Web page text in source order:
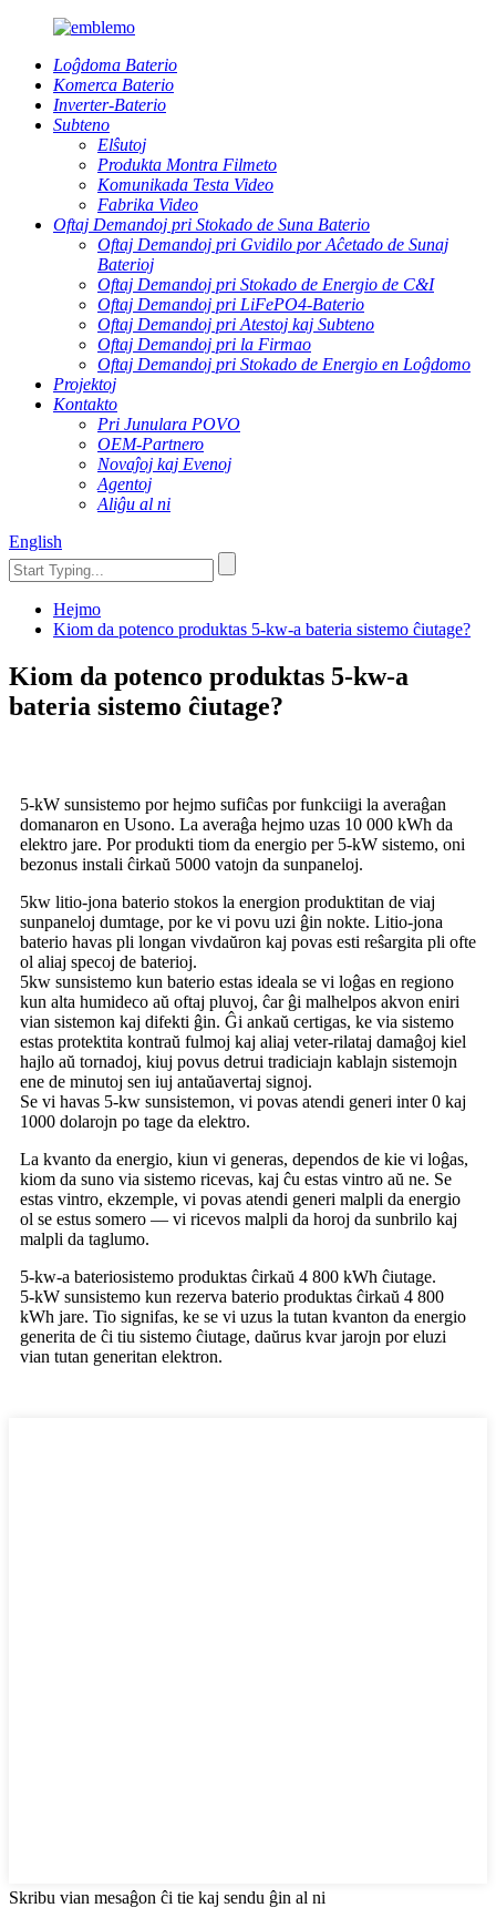
Loĝdoma Baterio
Komerca Baterio
Inverter-Baterio
Subteno
Elŝutoj
Produkta Montra Filmeto
Komunikada Testa Video
Fabrika Video
Oftaj Demandoj pri Stokado de Suna Baterio
Oftaj Demandoj pri Gvidilo por Aĉetado de Sunaj
Baterioj
Oftaj Demandoj pri Stokado de Energio de C&I
Oftaj Demandoj pri LiFePO4-Baterio
Oftaj Demandoj pri Atestoj kaj Subteno
Oftaj Demandoj pri la Firmao
Oftaj Demandoj pri Stokado de Energio en Loĝdomo
Projektoj
Kontakto
Pri Junulara POVO
OEM-Partnero
Novaĵoj kaj Evenoj
Agentoj
Aliĝu al ni
English
Hejmo
Kiom da potenco produktas 5-kw-a bateria sistemo ĉiutage?
Kiom da potenco produktas 5-kw-a
bateria sistemo ĉiutage?
5-kW sunsistemo por hejmo sufiĉas por funkciigi la averaĝan
domanaron en Usono. La averaĝa hejmo uzas 10 000 kWh da
elektro jare. Por produkti tiom da energio per 5-kW sistemo, oni
bezonus instali ĉirkaŭ 5000 vatojn da sunpaneloj.
5kw litio-jona baterio stokos la energion produktitan de viaj
sunpaneloj dumtage, por ke vi povu uzi ĝin nokte. Litio-jona
baterio havas pli longan vivdaŭron kaj povas esti reŝargita pli ofte
ol aliaj specoj de baterioj.
5kw sunsistemo kun baterio estas ideala se vi loĝas en regiono
kun alta humideco aŭ oftaj pluvoj, ĉar ĝi malhelpos akvon eniri
vian sistemon kaj difekti ĝin. Ĝi ankaŭ certigas, ke via sistemo
estas protektita kontraŭ fulmoj kaj aliaj veter-rilataj damaĝoj kiel
hajlo aŭ tornadoj, kiuj povus detrui tradiciajn kablajn sistemojn
ene de minutoj sen iuj antaŭavertaj signoj.
Se vi havas 5-kw sunsistemon, vi povas atendi generi inter 0 kaj
1000 dolarojn po tage da elektro.
La kvanto da energio, kiun vi generas, dependos de kie vi loĝas,
kiom da suno via sistemo ricevas, kaj ĉu estas vintro aŭ ne. Se
estas vintro, ekzemple, vi povas atendi generi malpli da energio
ol se estus somero — vi ricevos malpli da horoj da sunbrilo kaj
malpli da taglumo.
5-kw-a bateriosistemo produktas ĉirkaŭ 4 800 kWh ĉiutage.
5-kW sunsistemo kun rezerva baterio produktas ĉirkaŭ 4 800
kWh jare. Tio signifas, ke se vi uzus la tutan kvanton da energio
generita de ĉi tiu sistemo ĉiutage, daŭrus kvar jarojn por eluzi
vian tutan generitan elektron.
Skribu vian mesaĝon ĉi tie kaj sendu ĝin al ni